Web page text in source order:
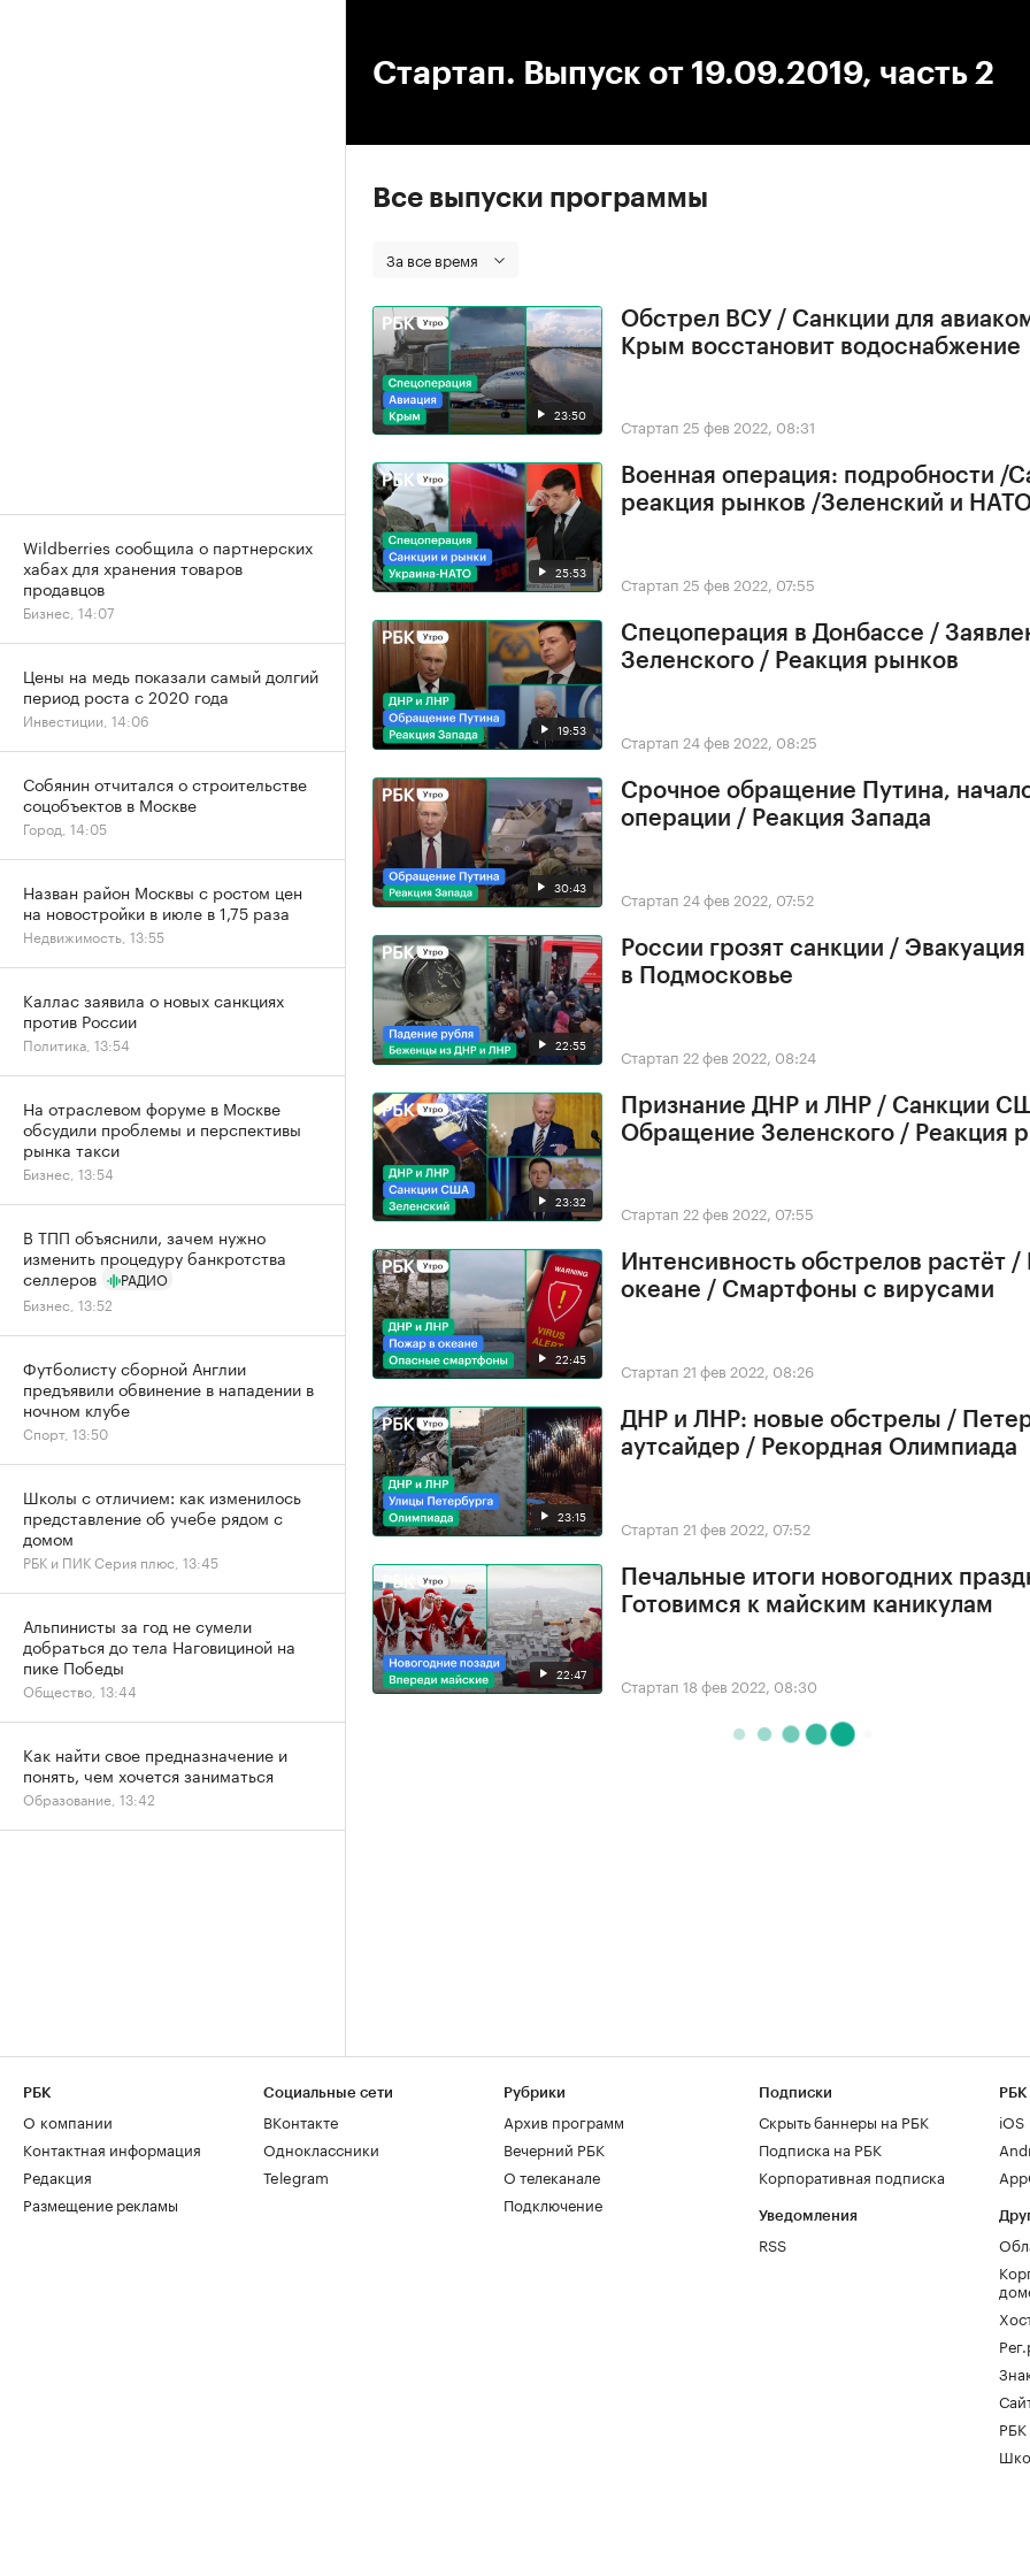
Стартап. Выпуск от 19.09.2019, часть 2
Все выпуски программы
За все время
23:50
Обстрел ВСУ / Санкции для
Крым восстановит водоснабжение
Стартап 25 фев 2022, 08:31
25:53
Военная операция: подробности /
реакция рынков /Зеленский и
Стартап 25 фев 2022, 07:55
19:53
Спецоперация в Донбассе /
Зеленского / Реакция рынков
Стартап 24 фев 2022, 08:25
30:43
Срочное обращение Путина,
операции / Реакция Запада
Стартап 24 фев 2022, 07:52
22:55
России грозят санкции /
в Подмосковье
Стартап 22 фев 2022, 08:24
23:32
Признание ДНР и ЛНР / Санкции
Обращение Зеленского / Реакция
Стартап 22 фев 2022, 07:55
22:45
Интенсивность обстрелов растёт
океане / Смартфоны с вирусами
Стартап 21 фев 2022, 08:26
23:15
ДНР и ЛНР: новые обстрелы /
аутсайдер / Рекордная Олимпиада
Стартап 21 фев 2022, 07:52
22:47
Печальные итоги новогодних
Готовимся к майским каникулам
Стартап 18 фев 2022, 08:30
Wildberries сообщила о партнерских
хабах для хранения товаров
продавцов
Бизнес, 14:07
Цены на медь показали самый долгий
период роста с 2020 года
Инвестиции, 14:06
Собянин отчитался о строительстве
соцобъектов в Москве
Город, 14:05
Назван район Москвы с ростом цен
на новостройки в июле в 1,75 раза
Недвижимость, 13:55
Каллас заявила о новых санкциях
против России
Политика, 13:54
На отраслевом форуме в Москве
обсудили проблемы и перспективы
рынка такси
Бизнес, 13:54
В ТПП объяснили, зачем нужно
изменить процедуру банкротства
селлеров
РАДИО
Бизнес, 13:52
Футболисту сборной Англии
предъявили обвинение в нападении в
ночном клубе
Спорт, 13:50
Школы с отличием: как изменилось
представление об учебе рядом с
домом
РБК и ПИК Серия плюс, 13:45
Альпинисты за год не сумели
добраться до тела Наговициной на
пике Победы
Общество, 13:44
Как найти свое предназначение и
понять, чем хочется заниматься
Образование, 13:42
РБК
О компании
Контактная информация
Редакция
Размещение рекламы
Социальные сети
ВКонтакте
Одноклассники
Telegram
Рубрики
Архив программ
Вечерний РБК
О телеканале
Подключение
Подписки
Скрыть баннеры на РБК
Подписка на РБК
Корпоративная подписка
Уведомления
RSS
РБК
iOS